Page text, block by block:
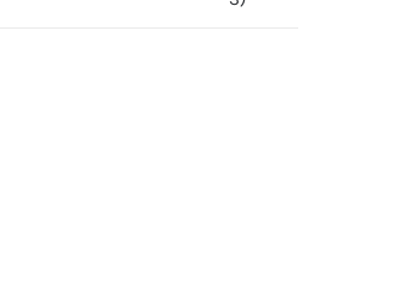
3,900.00 ден.